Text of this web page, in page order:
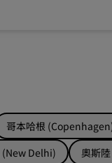
哥本哈根
(New Delhi) 奧斯